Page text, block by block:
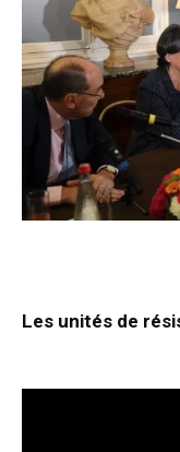
Les unités de